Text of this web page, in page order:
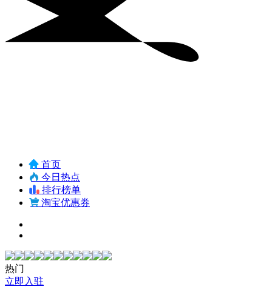
首页
今日热点
排行榜单
淘宝优惠券
热门
立即入驻